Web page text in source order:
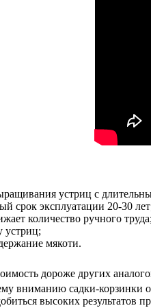
устриц с
срок эксплуатации 20-30
количество ручного
устриц;
мякоти.
дороже других
вниманию садки-корзинки
высоких результатов